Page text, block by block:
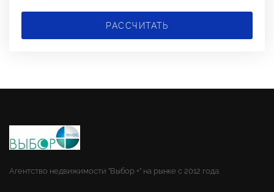
РАССЧИТАТЬ
Агентство недвижимости "Выбор +" на рынке с 2012 года.